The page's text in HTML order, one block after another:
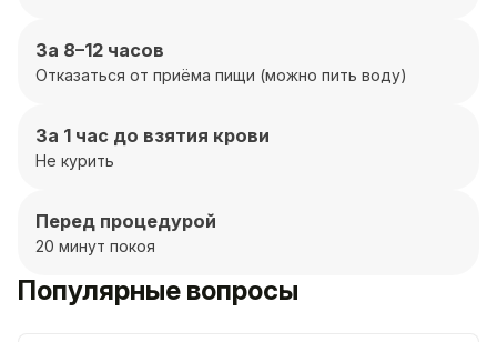
За 8–12 часов
Отказаться от приёма пищи (можно пить воду)
За 1 час до взятия крови
Не курить
Перед процедурой
20 минут покоя
Популярные вопросы